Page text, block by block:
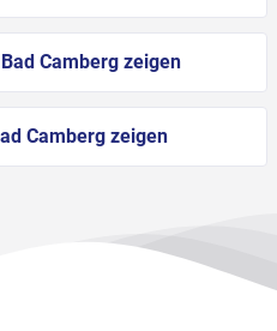
Camberg zeigen
Camberg zeigen